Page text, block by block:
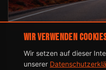
Wir verwenden
Wir setzen auf dieser
unserer